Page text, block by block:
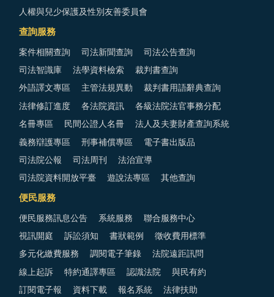
人權與兒少保護及性別友善委員會
查詢服務
案件相關查詢 司法新聞查詢 司法公告查詢
司法智識庫 法學資料檢索 裁判書查詢
外語譯文專區 主管法規異動 裁判書用語辭典查詢
法律修訂進度 各法院資訊 各級法院法官事務分配
名冊專區 民間公證人名冊 法人及夫妻財產查詢系統
義務辯護專區 刑事補償專區 電子書出版品
司法院公報 司法周刊 法治宣導
司法院資料開放平臺 遊說法專區 其他查詢
便民服務
便民服務訊息公告 系統服務 聯合服務中心
視訊開庭 訴訟須知 書狀範例 徵收費用標準
多元化繳費服務 調閱電子筆錄 法院遠距訊問
線上起訴 特約通譯專區 認識法院 與民有約
訂閱電子報 資料下載 報名系統 法律扶助